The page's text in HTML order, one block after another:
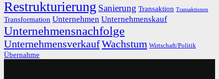
Restrukturierung Sanierung Transaktion Transaktionen
Transformation Unternehmen Unternehmenskauf
Unternehmensnachfolge
UnternehmensverkaufWachstum Wirtschaft/Politik
Übernahme